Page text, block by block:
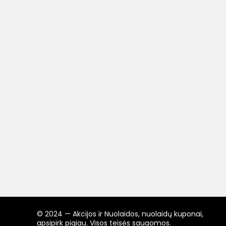
© 2024 — Akcijos ir Nuolaidos, nuolaidų kuponai,
apsipirk pigiau. Visos teisės saugomos.